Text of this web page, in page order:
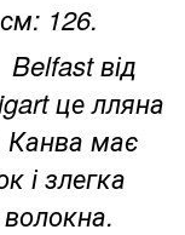
126.
від
це лляна
Канва має
і злегка
волокна.